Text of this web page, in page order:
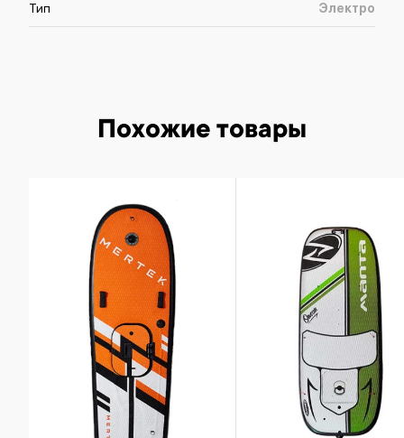
Тип Электро
Похожие товары